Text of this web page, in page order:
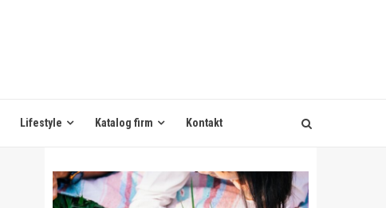
Lifestyle Katalog firm Kontakt